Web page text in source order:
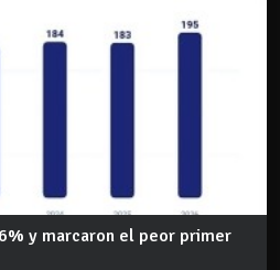
y marcaron el peor primer